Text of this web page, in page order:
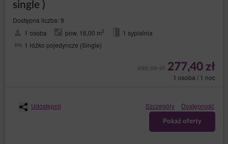
szczególności pliki tekstowe, które są przechowywane
i przeznaczone są do korzystania ze strony Serwisu.
Cookies zazwyczaj zawierają nazwę strony
Serwis korzysta z plików cookies wyłącznie po
wyrażeniu przez Gościa/Użytkownika Serwisu
uprzedniej zgody w tym zakresie. Wyrażenie zgody na
korzystanie przez Serwis ze wszystkich plików cookies
single )
Dostępna liczba: 9
1 osoba
pow. 16,00 m2
1 sypialnia
1 łóżko pojedyncze (Single)
292,00 zł 277,40 zł
1 osoba / 1 noc
Udostępnij Szczegóły Dostępność
Pokaż oferty